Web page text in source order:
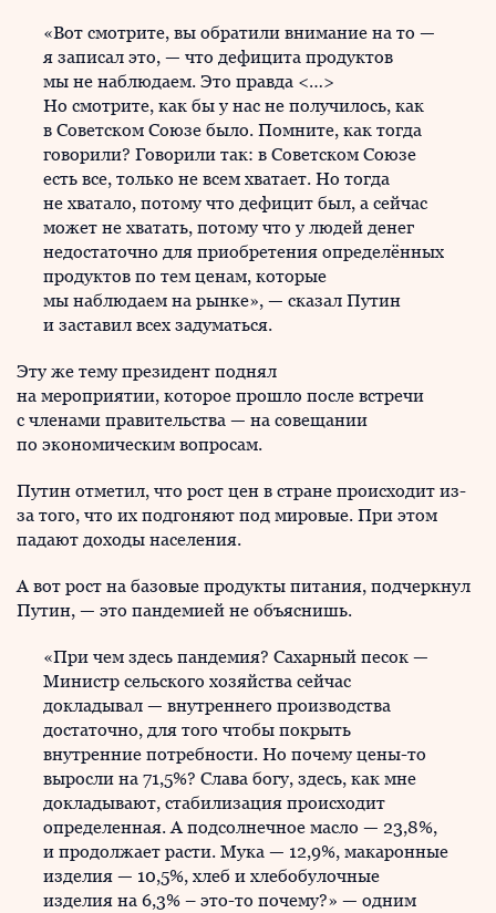
«Вот смотрите, вы обратили внимание на то —
я записал это, — что дефицита продуктов
мы не наблюдаем. Это правда <…>
Но смотрите, как бы у нас не получилось, как
в Советском Союзе было. Помните, как тогда
говорили? Говорили так: в Советском Союзе
есть все, только не всем хватает. Но тогда
не хватало, потому что дефицит был, а сейчас
может не хватать, потому что у людей денег
недостаточно для приобретения определённых
продуктов по тем ценам, которые
мы наблюдаем на рынке», — сказал Путин
и заставил всех задуматься.
Эту же тему президент поднял
на мероприятии, которое прошло после встречи
с членами правительства — на совещании
по экономическим вопросам.
Путин отметил, что рост цен в стране происходит из-
за того, что их подгоняют под мировые. При этом
падают доходы населения.
А вот рост на базовые продукты питания, подчеркнул
Путин, — это пандемией не объяснишь.
«При чем здесь пандемия? Сахарный песок —
Министр сельского хозяйства сейчас
докладывал — внутреннего производства
достаточно, для того чтобы покрыть
внутренние потребности. Но почему цены-то
выросли на 71,5%? Слава богу, здесь, как мне
докладывают, стабилизация происходит
определенная. А подсолнечное масло — 23,8%,
и продолжает расти. Мука — 12,9%, макаронные
изделия — 10,5%, хлеб и хлебобулочные
изделия на 6,3% – это-то почему?» — одним